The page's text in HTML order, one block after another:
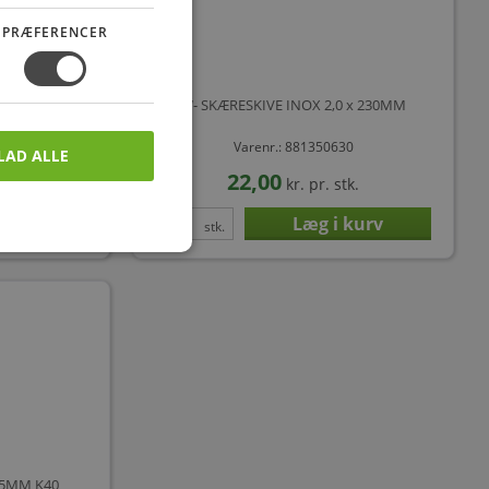
W- SKÆRESKIVE INOX 2,0 x 230MM
Varenr.: 881350630
22,00 kr. pr. stk.
stk.
K40
PRÆFERENCER
ALLE